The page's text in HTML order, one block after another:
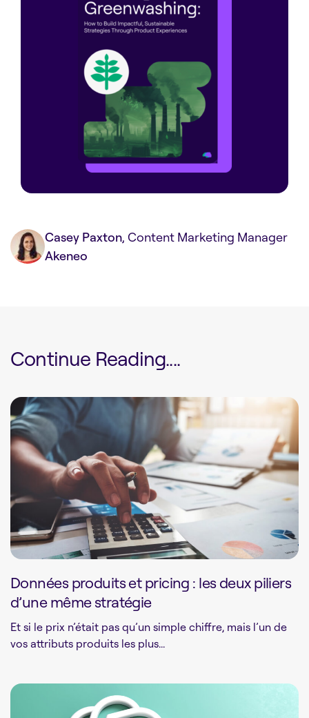
Casey Paxton, Content Marketing Manager
Akeneo
Continue Reading....
Données produits et pricing : les deux piliers
d’une même stratégie
Et si le prix n’était pas qu’un simple chiffre, mais l’un de
vos attributs produits les plus...